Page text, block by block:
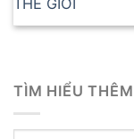
TÌM HIỂU THÊM